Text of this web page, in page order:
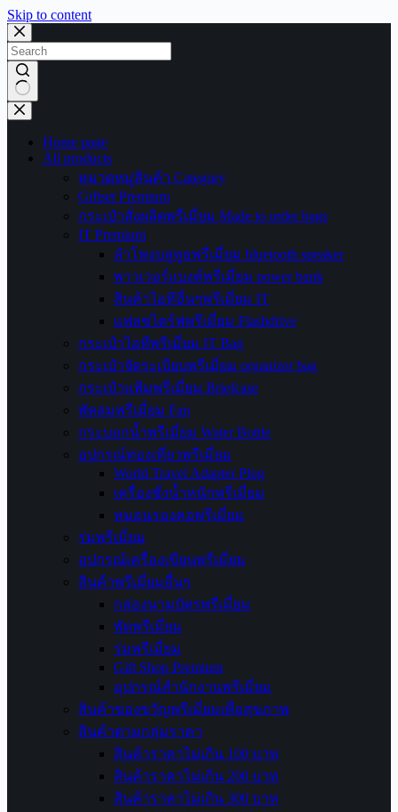
Skip to content
No
results
Home page
All products
หมวดหมู่สินค้า Category
Giftset Premium
กระเป๋าสั่งผลิตพรีเมี่ยม Made to order bags
IT Premium
ลำโพงบลูทูธพรีเมี่ยม bluetooth speaker
พาวเวอร์แบงค์พรีเมี่ยม power bank
สินค้าไอทีอื่นๆพรีเมี่ยม IT
แฟลชไดร์ฟพรีเมี่ยม Flashdrive
กระเป๋าไอทีพรีเมี่ยม IT Bag
กระเป๋าจัดระเบียบพรีเมี่ยม organizer bag
กระเป๋าแฟ้มพรีเมี่ยม Briefcase
พัดลมพรีเมี่ยม Fan
กระบอกน้ำพรีเมี่ยม Water Bottle
อุปกรณ์ท่องเที่ยวพรีเมี่ยม
World Travel Adapter Plug
เครื่องชั่งน้ำหนักพรีเมี่ยม
หมอนรองคอพรีเมี่ยม
ร่มพรีเมี่ยม
อุปกรณ์เครื่องเขียนพรีเมี่ยม
สินค้าพรีเมี่ยมอื่นๆ
กล่องนามบัตรพรีเมี่ยม
พัดพรีเมี่ยม
ร่มพรีเมี่ยม
Gift Shop Premium
อุปกรณ์สำนักงานพรีเมี่ยม
สินค้าของขวัญพรีเมี่ยมเพื่อสุขภาพ
สินค้าตามกลุ่มราคา
สินค้าราคาไม่เกิน 100 บาท
สินค้าราคาไม่เกิน 200 บาท
สินค้าราคาไม่เกิน 300 บาท